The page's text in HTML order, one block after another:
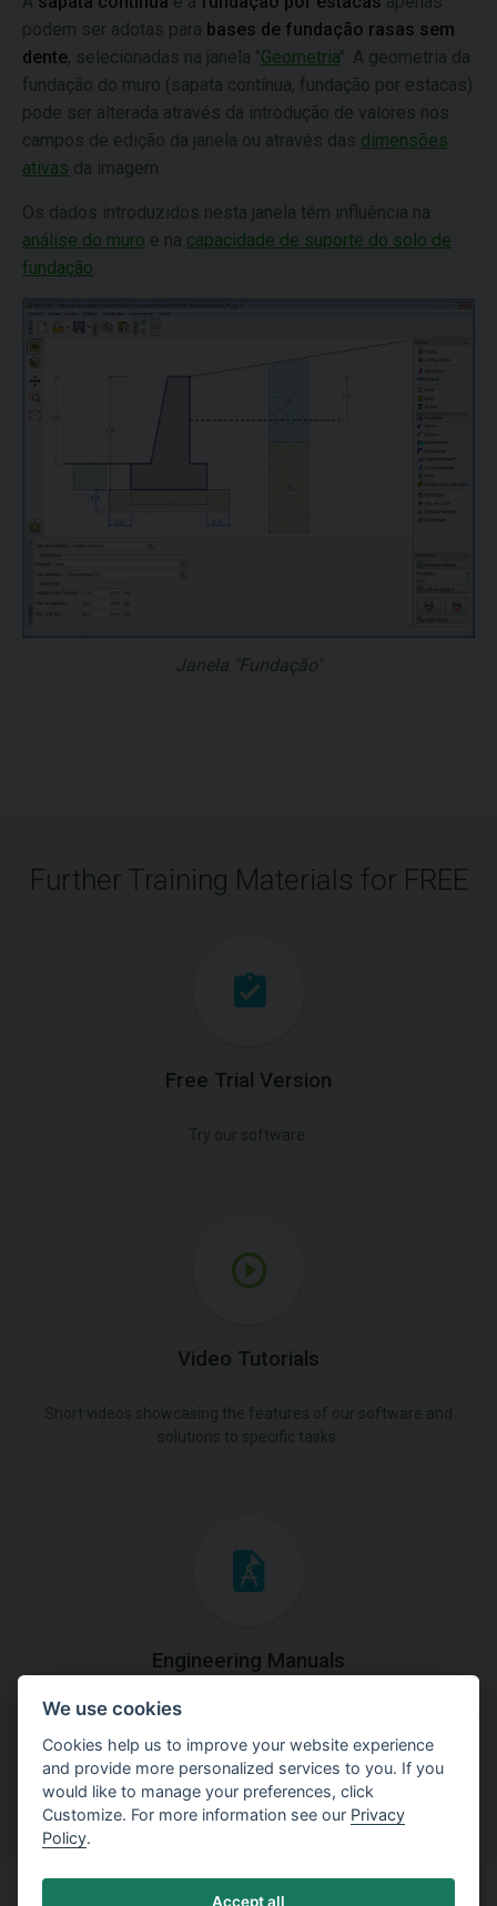
podem ser adotas para bases de fundação rasas sem
dente, selecionadas na janela "Geometria". A geometria da
fundação do muro (sapata contínua, fundação por estacas)
pode ser alterada através da introdução de valores nos
campos de edição da janela ou através das dimensões
ativas da imagem.
Os dados introduzidos nesta janela têm influência na
análise do muro e na capacidade de suporte do solo de
fundação
Janela "Fundação"
Further Training Materials for FREE
Free Trial Version
Video Tutorials
Engineering Manuals
Step by steps guides on how
to solve a specific tasks.
We use cookies
Cookies help us to improve your website experience
and provide more personalized services to you. If you
would like to manage your preferences, click
Customize. For more information see our Privacy
Policy.
Accept all